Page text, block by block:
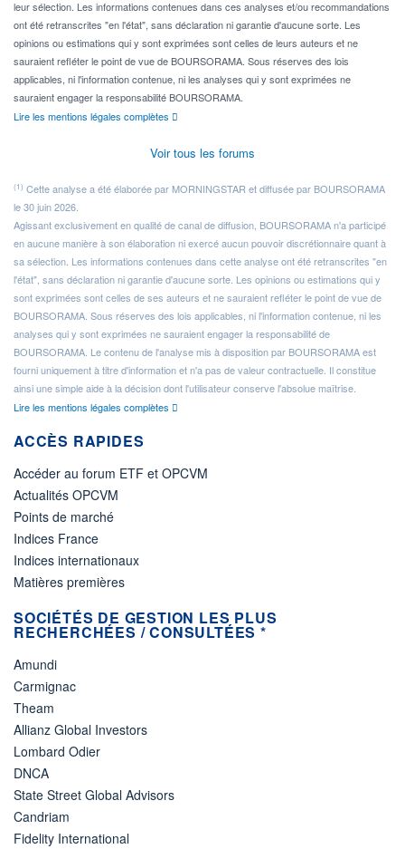
leur sélection. Les informations contenues dans ces analyses et/ou recommandations
ont été retranscrites "en l'état", sans déclaration ni garantie d'aucune sorte. Les
opinions ou estimations qui y sont exprimées sont celles de leurs auteurs et ne
sauraient refléter le point de vue de BOURSORAMA. Sous réserves des lois
applicables, ni l'information contenue, ni les analyses qui y sont exprimées ne
sauraient engager la responsabilité BOURSORAMA.
Lire les mentions légales complètes
Voir tous les forums
(1) Cette analyse a été élaborée par MORNINGSTAR et diffusée par BOURSORAMA
le 30 juin 2026.
Agissant exclusivement en qualité de canal de diffusion, BOURSORAMA n'a participé
en aucune manière à son élaboration ni exercé aucun pouvoir discrétionnaire quant à
sa sélection. Les informations contenues dans cette analyse ont été retranscrites "en
l'état", sans déclaration ni garantie d'aucune sorte. Les opinions ou estimations qui y
sont exprimées sont celles de ses auteurs et ne sauraient refléter le point de vue de
BOURSORAMA. Sous réserves des lois applicables, ni l'information contenue, ni les
analyses qui y sont exprimées ne sauraient engager la responsabilité de
BOURSORAMA. Le contenu de l'analyse mis à disposition par BOURSORAMA est
fourni uniquement à titre d'information et n'a pas de valeur contractuelle. Il constitue
ainsi une simple aide à la décision dont l'utilisateur conserve l'absolue maîtrise.
Lire les mentions légales complètes
ACCÈS RAPIDES
Accéder au forum ETF et OPCVM
Actualités OPCVM
Points de marché
Indices France
Indices internationaux
Matières premières
SOCIÉTÉS DE GESTION LES PLUS
RECHERCHÉES / CONSULTÉES *
Amundi
Carmignac
Theam
Allianz Global Investors
Lombard Odier
DNCA
State Street Global Advisors
Candriam
Fidelity International